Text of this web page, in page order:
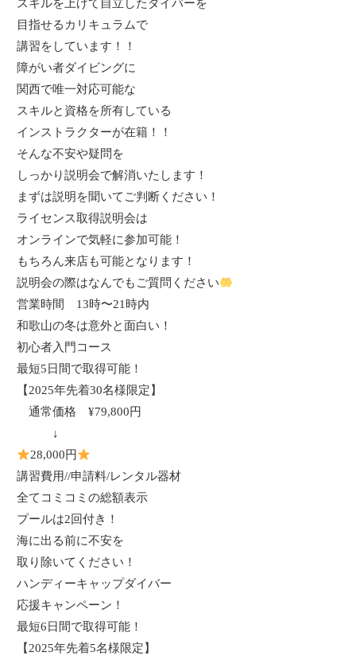
スキルを上げて自立したダイバーを
目指せるカリキュラムで
講習をしています！！
障がい者ダイビングに
関西で唯一対応可能な
スキルと資格を所有している
インストラクターが在籍！！
そんな不安や疑問を
しっかり説明会で解消いたします！
まずは説明を聞いてご判断ください！
ライセンス取得説明会は
オンラインで気軽に参加可能！
もちろん来店も可能となります！
説明会の際はなんでもご質問ください
営業時間 13時〜21 時内
和歌山の冬は意外と面白い！
初心者入門コース
最短5日間で取得可能！
【 2025年先着30名様限定】
通常価格¥79,800円
↓
28,000円
講習費用//申請料/レンタル器材
全てコミコミの総額表示
プールは2回付き！
海に出る前に不安を
取り除いてください！
ハンディーキャップダイバー
応援キャンペーン！
最短6日間で取得可能！
【 2025年先着5名様限定】